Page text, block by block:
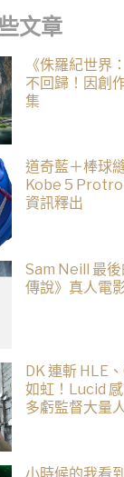
文章
《侏羅紀世界
不回歸！因創
集
道奇藍＋棒球
Kobe 5 Protro
資訊釋出
Sam Neill 最
傳說》真人電
DK 連斬 HLE
如虹！Lucid
多虧監督大量
小時候的我看